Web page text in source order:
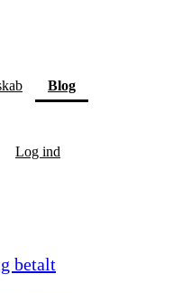
Blog(current)
Log ind
betalt